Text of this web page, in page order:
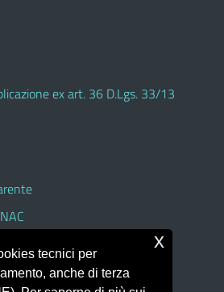
ex art. 36 D.Lgs. 33/13
tecnici per
anche di terza
x